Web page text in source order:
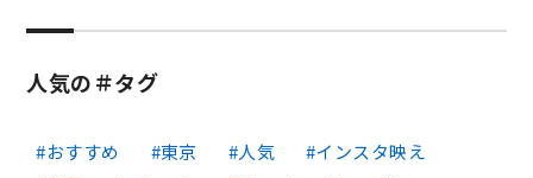
人気の＃タグ
おすすめ 東京 人気
インスタ映え